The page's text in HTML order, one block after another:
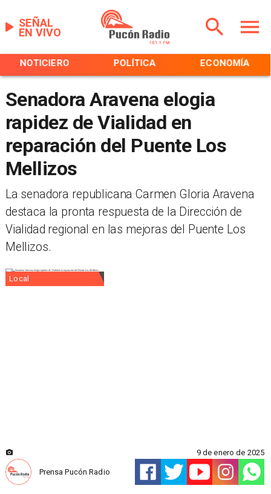
EN VIVO
SEÑAL
NOTICIERO POLÍTICA ECONOMÍA
Senadora Aravena elogia
rapidez de Vialidad en
reparación del Puente Los
Mellizos
La senadora republicana Carmen Gloria Aravena
destaca la pronta respuesta de la Dirección de
Vialidad regional en las mejoras del Puente Los
Mellizos.
Local
Prensa Pucón Radio
9 de enero de 2025